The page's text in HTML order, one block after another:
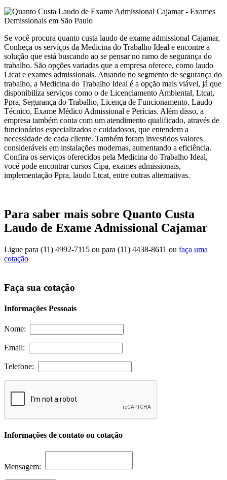
Se você procura quanto custa laudo de exame admissional Cajamar,
Conheça os serviços da Medicina do Trabalho Ideal e encontre a
solução que está buscando ao se pensar no ramo de segurança do
trabalho. São opções variadas que a empresa oferece, como laudo
Ltcat e exames admissionais. Atuando no segmento de segurança do
trabalho, a Medicina do Trabalho Ideal é a opção mais viável, já que
disponibiliza serviços como o de Licenciamento Ambiental, Ltcat,
Ppra, Segurança do Trabalho, Licença de Funcionamento, Laudo
Técnico, Exame Médico Admissional e Perícias. Além disso, a
empresa também conta com um atendimento qualificado, através de
funcionários especializados e cuidadosos, que entendem a
necessidade de cada cliente. Também foram investidos valores
consideráveis em instalações modernas, aumentando a eficiência.
Confira os serviços oferecidos pela Medicina do Trabalho Ideal,
você pode encontrar cursos Cipa, exames admissionais,
implementação Ppra, laudo Ltcat, entre outras alternativas.
Para saber mais sobre Quanto Custa
Laudo de Exame Admissional Cajamar
Ligue para (11) 4992-7115 ou para (11) 4438-8611 ou faça uma
cotação
Faça sua cotação
Informações Pessoais
Nome:
Email:
Telefone:
Informações de contato ou cotação
Mensagem: